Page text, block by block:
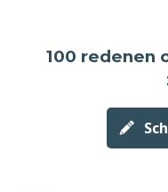
datum is waarop
Met vriendelijke
100 redenen